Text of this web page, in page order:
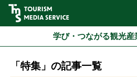
学び・つながる観光産
「特集」の記事一覧